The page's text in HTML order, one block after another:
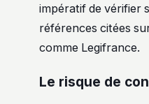
impératif de vérifier
références citées
comme Legifrance.
Le risque de